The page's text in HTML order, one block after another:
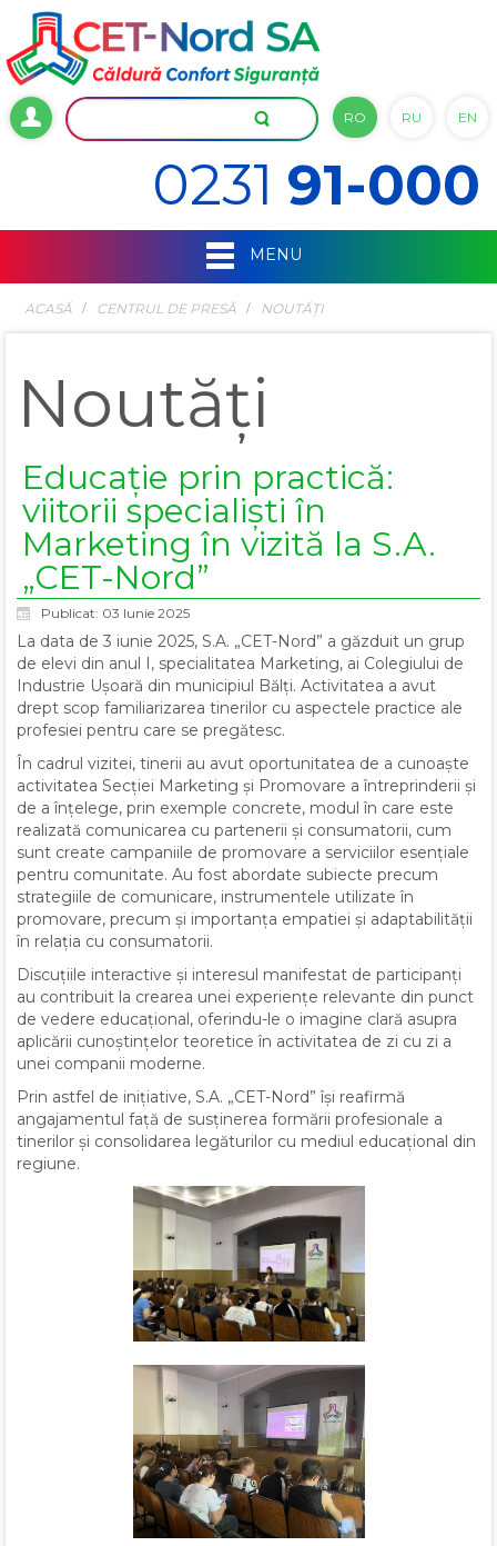
RO RU EN
0231 91-000
MENU
ACASĂ СENTRUL DE PRESĂ NOUTĂȚI
Noutăți
Educație prin practică:
viitorii specialiști în
Marketing în vizită la S.A.
„CET-Nord”
Publicat: 03 Iunie 2025
La data de 3 iunie 2025, S.A. „CET-Nord” a găzduit un grup
de elevi din anul I, specialitatea Marketing, ai Colegiului de
Industrie Ușoară din municipiul Bălți. Activitatea a avut
drept scop familiarizarea tinerilor cu aspectele practice ale
profesiei pentru care se pregătesc.
În cadrul vizitei, tinerii au avut oportunitatea de a cunoaște
activitatea Secției Marketing și Promovare a întreprinderii și
de a înțelege, prin exemple concrete, modul în care este
realizată comunicarea cu partenerii și consumatorii, cum
sunt create campaniile de promovare a serviciilor esențiale
pentru comunitate. Au fost abordate subiecte precum
strategiile de comunicare, instrumentele utilizate în
promovare, precum și importanța empatiei și adaptabilității
în relația cu consumatorii.
Discuțiile interactive și interesul manifestat de participanți
au contribuit la crearea unei experiențe relevante din punct
de vedere educațional, oferindu-le o imagine clară asupra
aplicării cunoștințelor teoretice în activitatea de zi cu zi a
unei companii moderne.
Prin astfel de inițiative, S.A. „CET-Nord” își reafirmă
angajamentul față de susținerea formării profesionale a
tinerilor și consolidarea legăturilor cu mediul educațional din
regiune.